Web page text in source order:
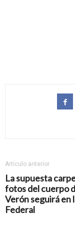
Artículo anterior
La supuesta
fotos del cuerpo
Verón seguirá en
Federal